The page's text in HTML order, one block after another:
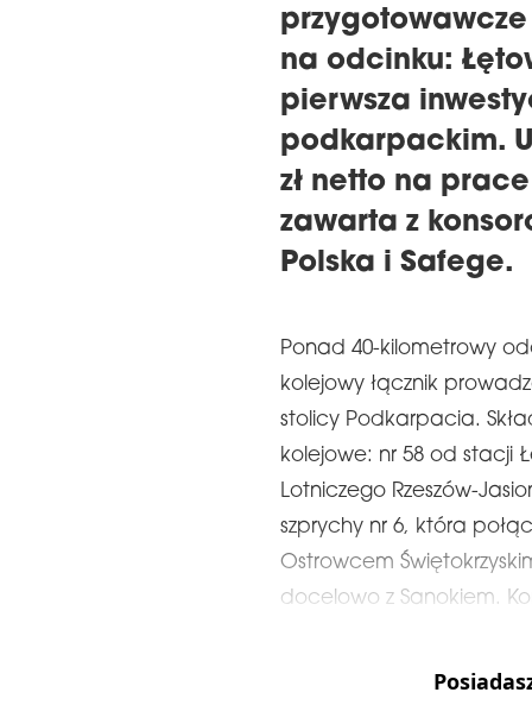
na odcinku:
pierwsza
podkarpackim.
zł netto na
zawarta z
Polska i Safege.
Ponad 40-kilometrowy
kolejowy łącznik
stolicy Podkarpacia.
kolejowe: nr 58 od stacji
Lotniczego Rzeszów-
szprychy nr 6, która
Ostrowcem
docelowo z Sanokiem.